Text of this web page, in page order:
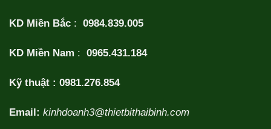
KD Miền Bắc : 0984.839.005
KD Miền Nam : 0965.431.184
Kỹ thuật : 0981.276.854
Email: kinhdoanh3@thietbithaibinh.com